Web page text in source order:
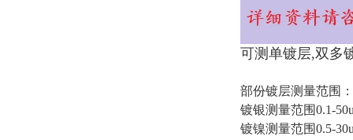
可测 单镀层,双多
部份镀层测量范围：
镀银测量范围0.1-
镀镍测量范围0.5-